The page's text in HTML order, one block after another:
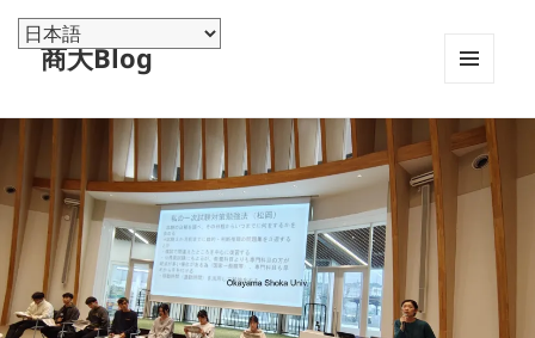
商大Blog
ーとウ
ィジェ
ット